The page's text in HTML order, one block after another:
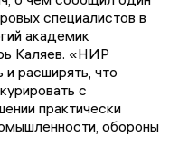
специалистов в
академик
Каляев. «НИР
и расширять, что
с
практически
обороны